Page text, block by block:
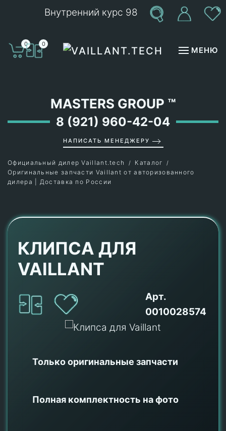
Внутренний курс 98
0 0
МЕНЮ
MASTERS GROUP ™
8 (921) 960-42-04
НАПИСАТЬ МЕНЕДЖЕРУ
Официальный дилер Vaillant.tech
Каталог
Оригинальные запчасти Vaillant от авторизованного
дилера | Доставка по России
КЛИПСА ДЛЯ
VAILLANT
Арт.
0010028574
Только оригинальные запчасти
Полная комплектность на фото